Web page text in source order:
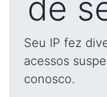
de
Seu IP fez
acessos
conosco.